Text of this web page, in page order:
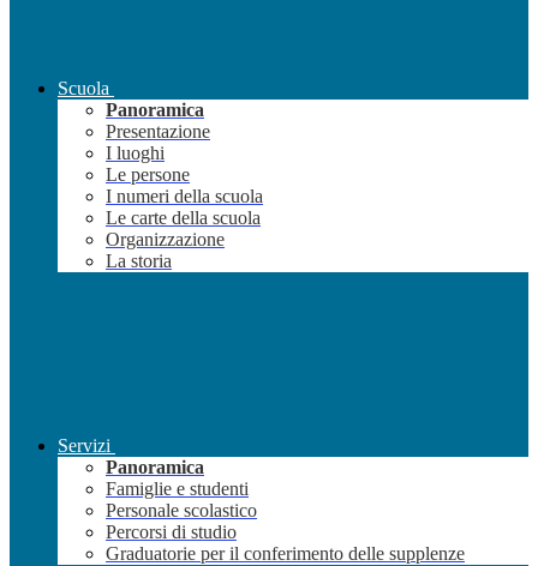
Scuola
Panoramica
Presentazione
I luoghi
Le persone
I numeri della scuola
Le carte della scuola
Organizzazione
La storia
Servizi
Panoramica
Famiglie e studenti
Personale scolastico
Percorsi di studio
Graduatorie per il conferimento delle supplenze